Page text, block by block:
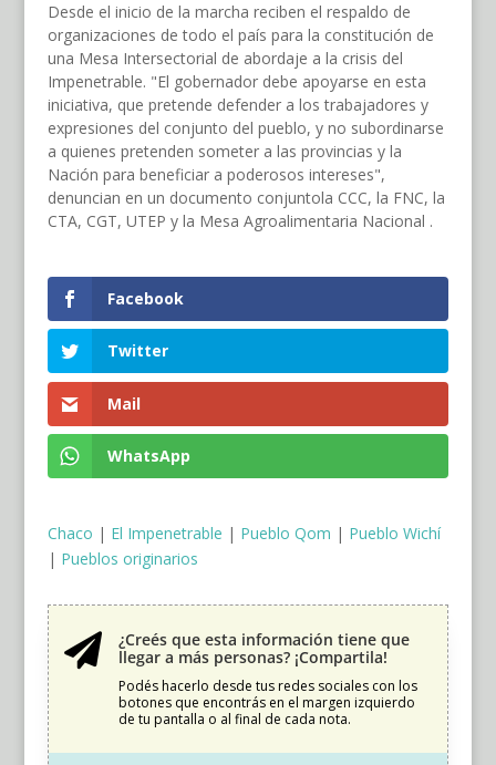
Desde el inicio de la marcha reciben el respaldo de
organizaciones de todo el país para la constitución de
una Mesa Intersectorial de abordaje a la crisis del
Impenetrable. "El gobernador debe apoyarse en esta
iniciativa, que pretende defender a los trabajadores y
expresiones del conjunto del pueblo, y no subordinarse
a quienes pretenden someter a las provincias y la
Nación para beneficiar a poderosos intereses",
denuncian en un documento conjuntola CCC, la FNC, la
CTA, CGT, UTEP y la Mesa Agroalimentaria Nacional .
Facebook
Twitter
Mail
WhatsApp
Chaco | El Impenetrable | Pueblo Qom | Pueblo Wichí
| Pueblos originarios

¿Creés que esta información tiene que
llegar a más personas? ¡Compartila!
Podés hacerlo desde tus redes sociales con los
botones que encontrás en el margen izquierdo
de tu pantalla o al final de cada nota.